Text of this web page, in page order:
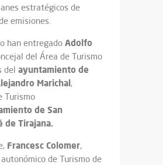
estratégicos de
emisiones.
han entregado Adolfo
del Área de Turismo
del ayuntamiento de
Marichal,
Turismo
de San
de Tirajana.
Francesc Colomer,
de Turismo de